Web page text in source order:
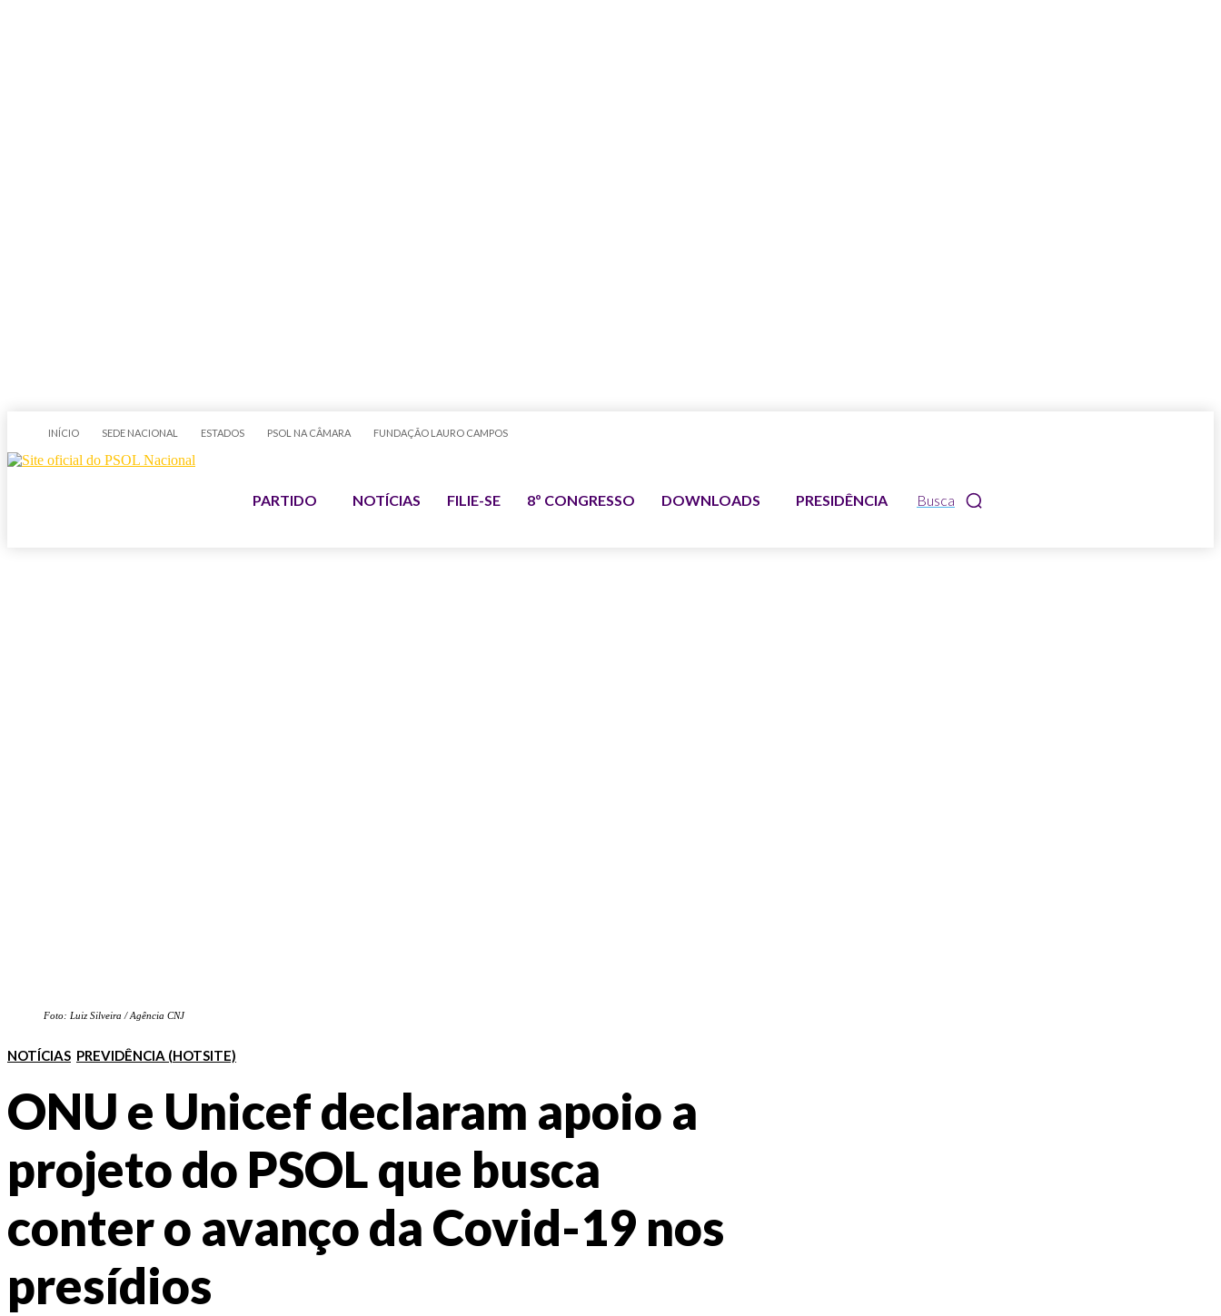
INÍCIO SEDE NACIONAL ESTADOS PSOL NA CÂMARA FUNDAÇÃO LAURO CAMPOS
Busca
PARTIDO NOTÍCIAS FILIE-SE 8º CONGRESSO DOWNLOADS PRESIDÊNCIA
Foto: Luiz Silveira / Agência CNJ
NOTÍCIAS PREVIDÊNCIA (HOTSITE)
ONU e Unicef declaram apoio a
projeto do PSOL que busca
conter o avanço da Covid-19 nos
presídios